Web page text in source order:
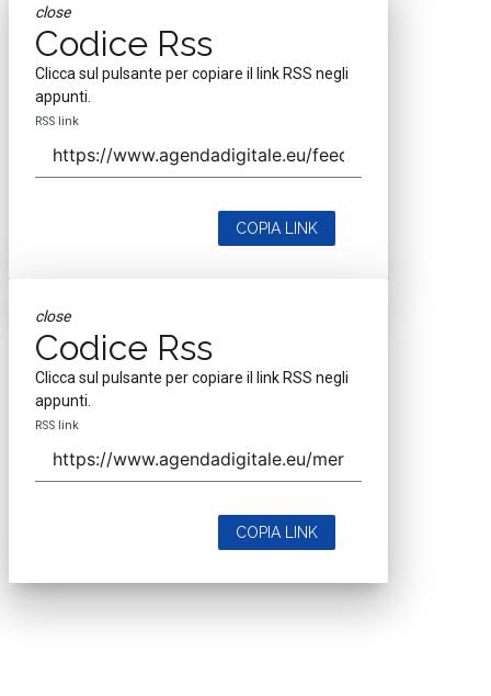
close
Codice Rss
Clicca sul pulsante per copiare il link RSS negli
appunti.
RSS link
COPIA LINK
close
Codice Rss
Clicca sul pulsante per copiare il link RSS negli
appunti.
RSS link
COPIA LINK